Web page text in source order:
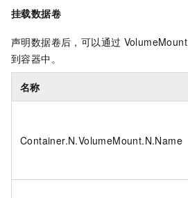
挂载数据卷
声明数据卷后，可以通过 VolumeMount
到容器中。
名称
Container.N.VolumeMount.N.Name